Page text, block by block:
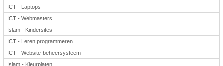
ICT - Laptops
ICT - Webmasters
Islam - Kindersites
ICT - Leren programmeren
ICT - Website-beheersysteem
Islam - Kleurplaten